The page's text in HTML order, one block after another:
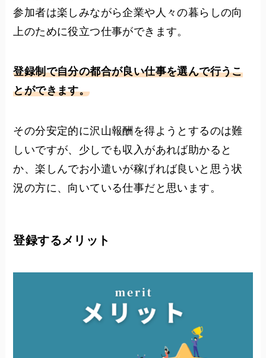
参加者は楽しみながら企業や人々の暮らしの向
上のために役立つ仕事ができます。
登録制で自分の都合が良い仕事を選んで行うこ
とができます。
その分安定的に沢山報酬を得ようとするのは難
しいですが、少しでも収入があれば助かると
か、楽しんでお小遣いが稼げれば良いと思う状
況の方に、向いている仕事だと思います。
登録するメリット